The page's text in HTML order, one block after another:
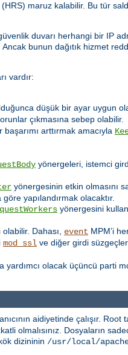
maruz kalabilir. Bu tür
duvarı herhangi bir IP
bunun dağıtık hizmet
vardır:
düşük bir ayar uygun
çıkmasına sebep olabilir.
arttırmak amacıyla
yönergeleri, istemci
yönergesinin etkin olmasını
yapılandırmak olacaktır.
yönergesini
Dahası, event MPM’i
mod_ssl ve diğer girdi
yardımcı olacak üçüncü parti
aidiyetinde çalışır. Root
olmalısınız. Dosyaların
dizininin /usr/local/